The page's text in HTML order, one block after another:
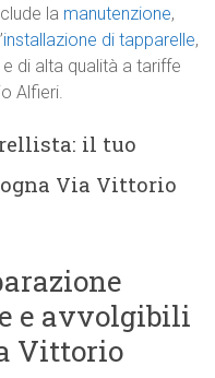
la manutenzione,
installazione di tapparelle,
di alta qualità a tariffe
Alfieri.
il tuo
Via Vittorio
e avvolgibili
Vittorio